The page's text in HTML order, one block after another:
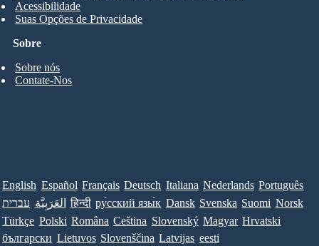
Sobre
Sobre nós
Contate-Nos
Acessibilidade
Suas Opções de Privacidade
English Español Français Deutsch Italiana Nederlands Português
עברית العَرَبِيَّة हिन्दी ру́сский язы́к Dansk Svenska Suomi Norsk
Türkçe Polski Româna Ceština Slovenský Magyar Hrvatski
български Lietuvos Slovenščina Latvijas eesti